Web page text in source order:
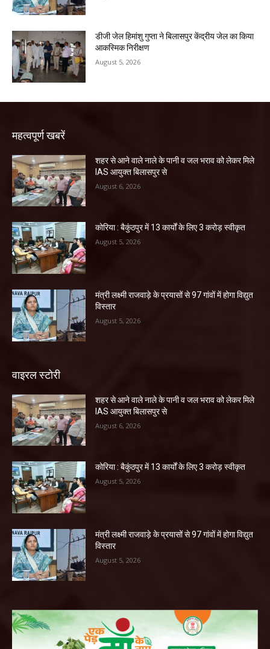
डीजी जेल हिमांशु गुप्ता ने बिलासपुर केंद्रीय जेल का किया
आकस्मिक निरीक्षण
August 5, 2026
महत्वपूर्ण खबरें
शहर से आने वाले नाले के पानी व जल भराव को लेकर मिले
IAS आयुक्त बिलासपुर से
August 6, 2026
कोरिया : बैकुंठपुर में 13 कार्यों के लिए 3 करोड़ स्वीकृत
August 5, 2026
मंत्री लक्ष्मी राजवाड़े के प्रयासों से 97 गांवों में होगा विद्युत
विस्तार
August 5, 2026
वाइरल स्टोरी
शहर से आने वाले नाले के पानी व जल भराव को लेकर मिले
IAS आयुक्त बिलासपुर से
August 6, 2026
कोरिया : बैकुंठपुर में 13 कार्यों के लिए 3 करोड़ स्वीकृत
August 5, 2026
मंत्री लक्ष्मी राजवाड़े के प्रयासों से 97 गांवों में होगा विद्युत
विस्तार
August 5, 2026